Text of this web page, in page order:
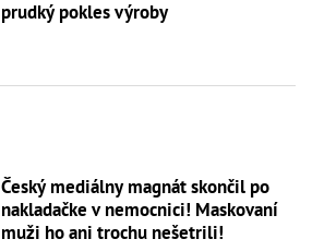
prudký pokles výroby
Český mediálny magnát skončil po
nakladačke v nemocnici! Maskovaní
muži ho ani trochu nešetrili!